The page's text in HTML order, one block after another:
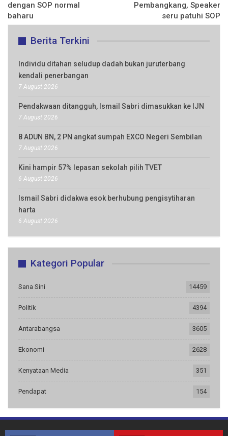
dengan SOP normal
baharu
Pembangkang, Speaker
seru patuhi SOP
Berita Terkini
Individu ditahan seludup dadah bukan juruterbang
kendali penerbangan
7 August 2026
Pendakwaan ditangguh, Ismail Sabri dimasukkan ke IJN
7 August 2026
8 ADUN BN, 2 PN angkat sumpah EXCO Negeri Sembilan
7 August 2026
Kini hampir 57% lepasan sekolah pilih TVET
6 August 2026
Ismail Sabri didakwa esok berhubung pengisytiharan
harta
6 August 2026
Kategori Popular
Sana Sini 14459
Politik 4394
Antarabangsa 3605
Ekonomi 2628
Kenyataan Media 351
Pendapat 154